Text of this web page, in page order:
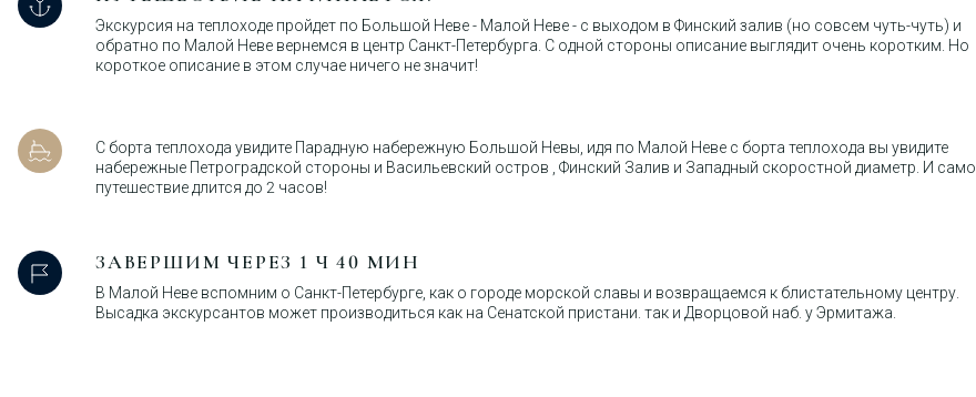
Экскурсия на теплоходе пройдет по Большой Неве - Малой Неве - с выходом в Финский залив (но совсем чуть-чуть) и
обратно по Малой Неве вернемся в центр Санкт-Петербурга. С одной стороны описание выглядит очень коротким. Но
короткое описание в этом случае ничего не значит!
С борта теплохода увидите Парадную набережную Большой Невы, идя по Малой Неве с борта теплохода вы увидите
набережные Петроградской стороны и Васильевский остров , Финский Залив и Западный скоростной диаметр. И само
путешествие длится до 2 часов!
ЗАВЕРШИМ ЧЕРЕЗ 1 Ч 40 МИН
В Малой Неве вспомним о Санкт-Петербурге, как о городе морской славы и возвращаемся к блистательному центру.
Высадка экскурсантов может производиться как на Сенатской пристани. так и Дворцовой наб. у Эрмитажа.